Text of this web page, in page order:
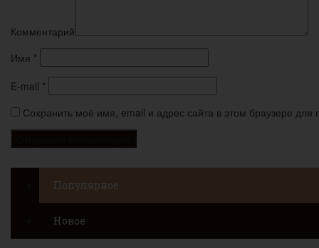
Комментарий
Имя *
E-mail *
Сохранить моё имя, email и адрес сайта в этом браузере
Популярное
Новое